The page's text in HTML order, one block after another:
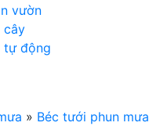
vườn
cây
tự động
» Béc tưới phun mưa